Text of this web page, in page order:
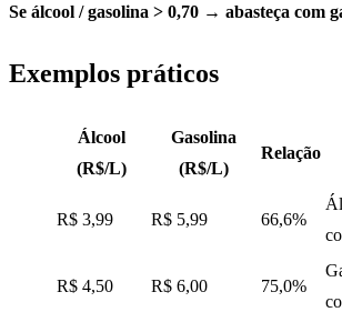
Se álcool / gasolina > 0,70 → abasteça com
Exemplos práticos
Álcool
(R$/L)
Gasolina
(R$/L)
Relação
R$ 3,99 R$ 5,99 66,6%
R$ 4,50 R$ 6,00 75,0%